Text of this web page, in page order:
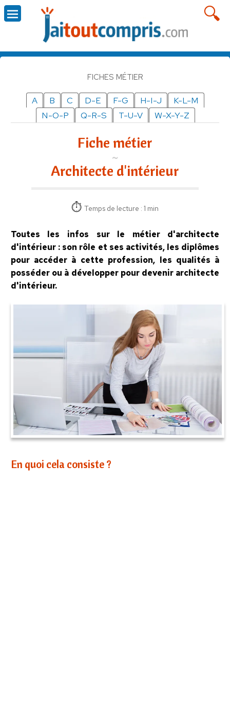
FICHES MÉTIER
A B C D-E F-G H-I-J
K-L-M
N-O-P
Q-R-S T-U-V W-X-Y-Z
Fiche métier
Architecte d'intérieur
Temps de lecture : 1 min
Toutes les infos sur le métier d'architecte
d'intérieur : son rôle et ses activités, les diplômes
pour accéder à cette profession, les qualités à
posséder ou à développer pour devenir architecte
d'intérieur.
En quoi cela consiste ?